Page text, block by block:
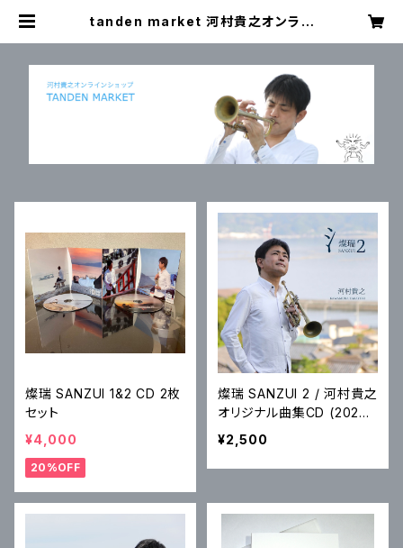
tanden market 河村貴之オンライ
燦瑞 SANZUI 1&2 CD 2枚
セット
¥4,000
20%OFF
燦瑞 SANZUI 2 / 河村貴之
オリジナル曲集CD (2024
年)
¥2,500